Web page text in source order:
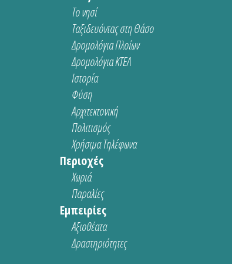
Το νησί
Ταξιδευόντας στη Θάσο
Δρομολόγια Πλοίων
Δρομολόγια ΚΤΕΛ
Ιστορία
Φύση
Αρχιτεκτονική
Πολιτισμός
Χρήσιμα Τηλέφωνα
Περιοχές
Χωριά
Παραλίες
Εμπειρίες
Αξιοθέατα
Δραστηριότητες